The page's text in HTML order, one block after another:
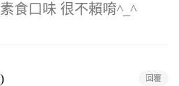
食口味 很不賴唷^_^
回覆